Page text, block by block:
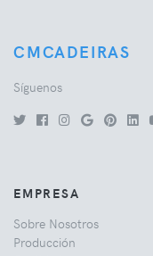
CMCADEIRAS
Síguenos
EMPRESA
Sobre Nosotros
Producción